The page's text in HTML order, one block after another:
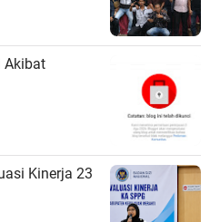
Akibat
Kinerja 23